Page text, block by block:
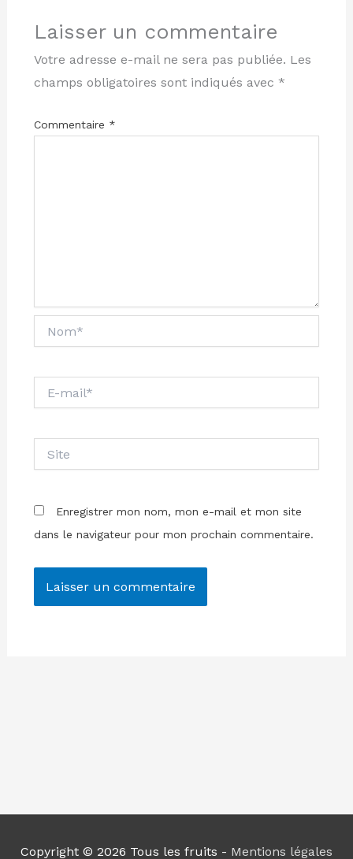
Laisser un commentaire
Votre adresse e-mail ne sera pas publiée. Les
champs obligatoires sont indiqués avec *
Commentaire *
mail*
Enregistrer mon nom, mon e-mail et mon site
dans le navigateur pour mon prochain commentaire.
Copyright © 2026 Tous les fruits - Mentions légales